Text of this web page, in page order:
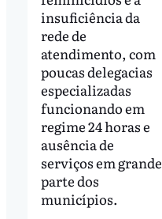
insuficiência da
rede de
atendimento, com
poucas delegacias
especializadas
funcionando em
regime 24 horas e
ausência de
serviços em grande
parte dos
municípios.